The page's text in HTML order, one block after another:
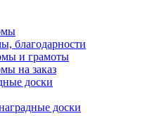
благодарности
и грамоты
на заказ
доски
доски